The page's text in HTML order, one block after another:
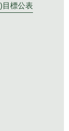
目標公表